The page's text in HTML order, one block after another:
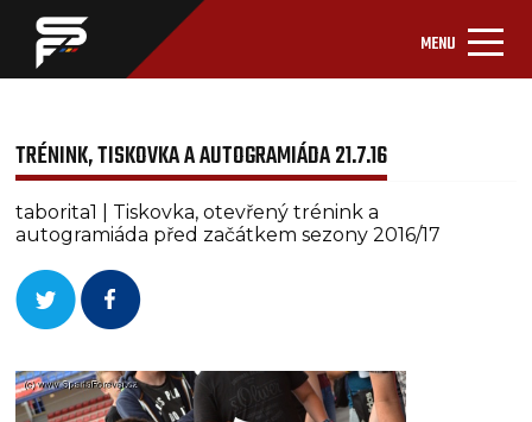
MENU
TRÉNINK, TISKOVKA A AUTOGRAMIÁDA 21.7.16
taborita1 | Tiskovka, otevřený trénink a
autogramiáda před začátkem sezony 2016/17